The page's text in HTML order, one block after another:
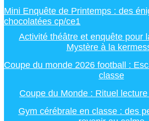
Mini Enquête de Printemps : des
chocolatées cp/ce1
Activité théâtre et enquête pour
Mystère à la
Coupe du monde 2026 football :
classe
Coupe du Monde : Rituel
Gym cérébrale en classe : des